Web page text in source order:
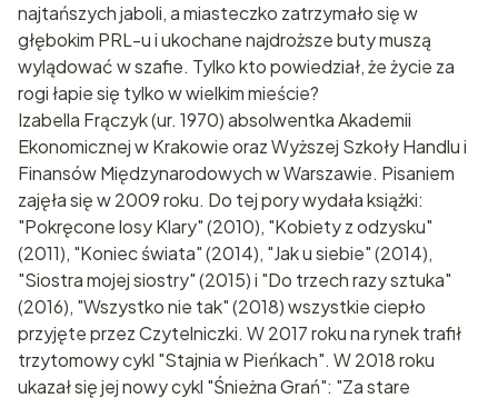
najtańszych jaboli, a miasteczko zatrzymało się w
głębokim PRL-u i ukochane najdroższe buty muszą
wylądować w szafie. Tylko kto powiedział, że życie za
rogi łapie się tylko w wielkim mieście?
Izabella Frączyk (ur. 1970) absolwentka Akademii
Ekonomicznej w Krakowie oraz Wyższej Szkoły Handlu i
Finansów Międzynarodowych w Warszawie. Pisaniem
zajęła się w 2009 roku. Do tej pory wydała książki:
"Pokręcone losy Klary" (2010), "Kobiety z odzysku"
(2011), "Koniec świata" (2014), "Jak u siebie" (2014),
"Siostra mojej siostry" (2015) i "Do trzech razy sztuka"
(2016), "Wszystko nie tak" (2018) wszystkie ciepło
przyjęte przez Czytelniczki. W 2017 roku na rynek trafił
trzytomowy cykl "Stajnia w Pieńkach". W 2018 roku
ukazał się jej nowy cykl "Śnieżna Grań": "Za stare